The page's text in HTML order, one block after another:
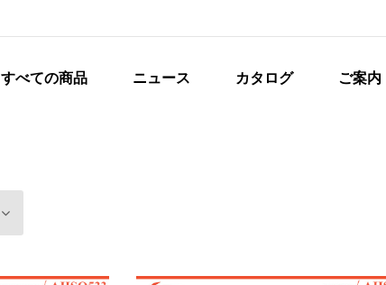
すべての商品 ニュース カタログ ご案内